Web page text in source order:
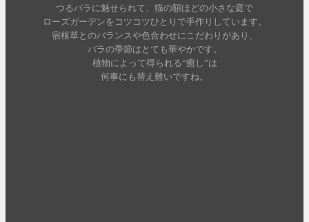
つるバラに魅せられて、猫の額ほどの小さな庭で
ローズガーデンをコツコツひとりで手作りしています。
宿根草とのバランスや色合わせにこだわりがあり、
バラの季節はとても華やかです。
植物によって得られる“癒し”は
何事にも替え難いですね。